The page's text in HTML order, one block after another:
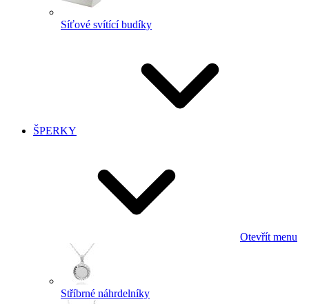
Síťové svítící budíky
ŠPERKY
Otevřít menu
Stříbrné náhrdelníky